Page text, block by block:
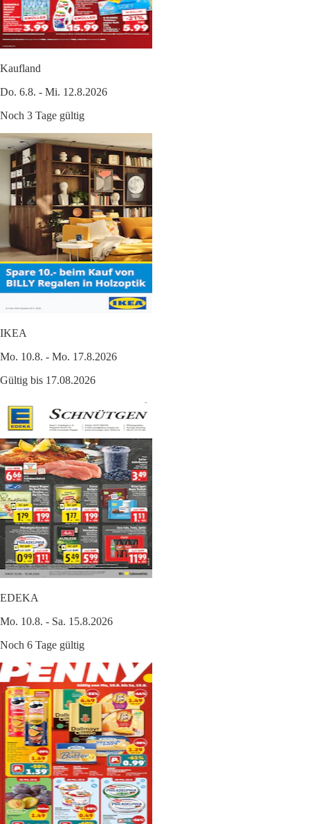
Kaufland
Do. 6.8. - Mi. 12.8.2026
Noch 3 Tage gültig
IKEA
Mo. 10.8. - Mo. 17.8.2026
Gültig bis 17.08.2026
EDEKA
Mo. 10.8. - Sa. 15.8.2026
Noch 6 Tage gültig